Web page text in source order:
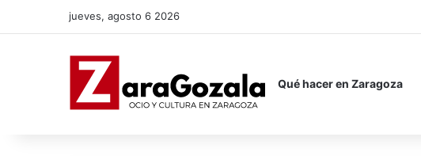
jueves, agosto 6 2026
Qué hacer en Zaragoza